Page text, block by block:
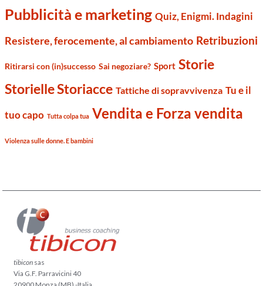
Pubblicità e marketing Quiz, Enigmi. Indagini
Resistere, ferocemente, al cambiamento Retribuzioni
Ritirarsi con (in)successo Sai negoziare? Sport Storie
Storielle Storiacce Tattiche di sopravvivenza Tu e il
tuo capo Tutta colpa tua Vendita e Forza vendita
Violenza sulle donne. E bambini
tibicon sas
Via G.F. Parravicini 40